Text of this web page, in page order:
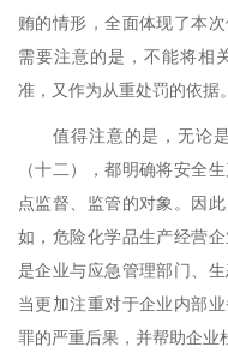
贿的情形，全面体现了本
需要注意的是，不能将相
准，又作为从重处罚的依据。
值得注意的是，无论是
（十二），都明确将安全
点监督、监管的对象。因
如，危险化学品生产经营
是企业与应急管理部门、
当更加注重对于企业内部
罪的严重后果，并帮助企业